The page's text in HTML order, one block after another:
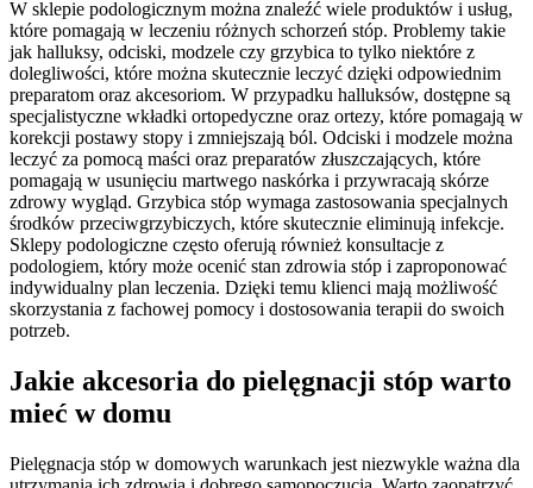
W sklepie podologicznym można znaleźć wiele produktów i usług,
które pomagają w leczeniu różnych schorzeń stóp. Problemy takie
jak halluksy, odciski, modzele czy grzybica to tylko niektóre z
dolegliwości, które można skutecznie leczyć dzięki odpowiednim
preparatom oraz akcesoriom. W przypadku halluksów, dostępne są
specjalistyczne wkładki ortopedyczne oraz ortezy, które pomagają w
korekcji postawy stopy i zmniejszają ból. Odciski i modzele można
leczyć za pomocą maści oraz preparatów złuszczających, które
pomagają w usunięciu martwego naskórka i przywracają skórze
zdrowy wygląd. Grzybica stóp wymaga zastosowania specjalnych
środków przeciwgrzybiczych, które skutecznie eliminują infekcje.
Sklepy podologiczne często oferują również konsultacje z
podologiem, który może ocenić stan zdrowia stóp i zaproponować
indywidualny plan leczenia. Dzięki temu klienci mają możliwość
skorzystania z fachowej pomocy i dostosowania terapii do swoich
potrzeb.
Jakie akcesoria do pielęgnacji stóp warto
mieć w domu
Pielęgnacja stóp w domowych warunkach jest niezwykle ważna dla